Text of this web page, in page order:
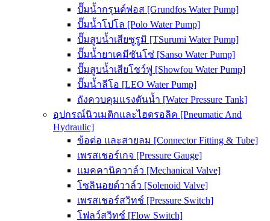
ปั๊มน้ำกรุนด์ฟอส [Grundfos Water Pump]
ปั๊มน้ำโปโล [Polo Water Pump]
ปั๊มสูบน้ำเสียซูรูมิ [TSurumi Water Pump]
ปั๊มน้ำยาเคมีซันโซ่ [Sanso Water Pump]
ปั๊มสูบน้ำเสียโชว์ฟู [Showfou Water Pump]
ปั๊มน้ำลีโอ [LEO Water Pump]
ถังควบคุมแรงดันน้ำ [Water Pressure Tank]
อุปกรณ์นิวเมติกและไฮดรอลิค [Pneumatic And
Hydraulic]
ข้อต่อ และสายลม [Connector Fitting & Tube]
เพรสเชอร์เกจ [Pressure Gauge]
แมคคานิควาล์ว [Mechanical Valve]
โซลินอยด์วาล์ว [Solenoid Valve]
เพรสเชอร์สวิทช์ [Pressure Switch]
โฟลว์สวิทช์ [Flow Switch]